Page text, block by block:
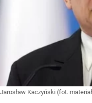
Jarosław Kaczyński (fot.